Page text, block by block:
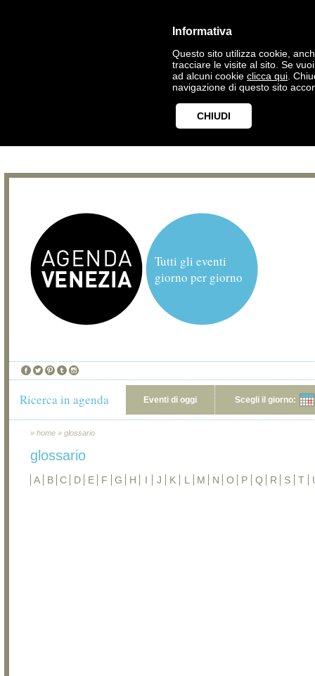
Informativa
Questo sito utilizza cookie,
tracciare le visite al sito. Se
ad alcuni cookie clicca qui .
navigazione di questo sito
CHIUDI
Tutti gli eventi
giorno per giorno
Ricerca in agenda Eventi di oggi Scegli il giorno:
» home » glossario
glossario
A B C D E F G H I J K L M N O P Q R S T